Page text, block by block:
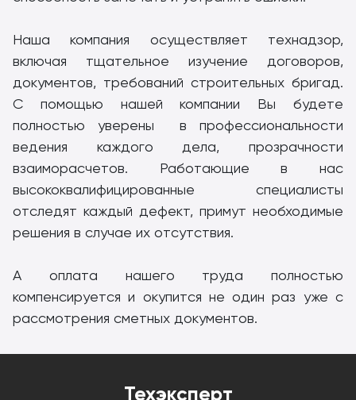
Наша компания осуществляет технадзор,
включая тщательное изучение договоров,
документов, требований строительных бригад.
С помощью нашей компании Вы будете
полностью уверены в профессиональности
ведения каждого дела, прозрачности
взаиморасчетов. Работающие в нас
высококвалифицированные специалисты
отследят каждый дефект, примут необходимые
решения в случае их отсутствия.
А оплата нашего труда полностью
компенсируется и окупится не один раз уже с
рассмотрения сметных документов.
Техэксперт